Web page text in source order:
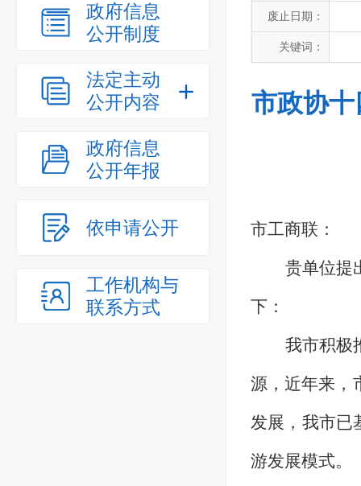
政府信息
公开制度
法定主动
公开内容
政府信息
公开年报
依申请公开
工作机构与
联系方式
废止日期：
关键词：
市政协
市工商联：
贵单位提
下：
我市积极
源，近年来，
发展， 我市已
游发展模式。